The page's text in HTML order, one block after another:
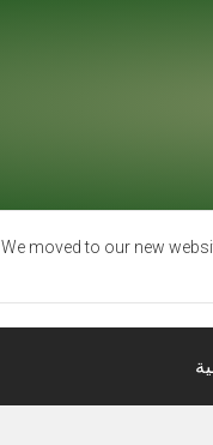
We moved to our new